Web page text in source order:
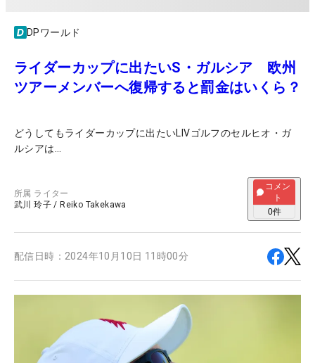
DPワールド
ライダーカップに出たいS・ガルシア 欧州
ツアーメンバーへ復帰すると罰金はいくら？
どうしてもライダーカップに出たいLIVゴルフのセルヒオ・ガ
ルシアは…
所属 ライター
武川 玲子 / Reiko Takekawa
コメン
ト
0件
配信日時： 2024年10月10日 11時00分